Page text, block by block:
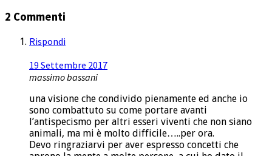
2 Commenti
Rispondi
19 Settembre 2017
massimo bassani
una visione che condivido pienamente ed anche io
sono combattuto su come portare avanti
l’antispecismo per altri esseri viventi che non siano
animali, ma mi è molto difficile…..per ora.
Devo ringraziarvi per aver espresso concetti che